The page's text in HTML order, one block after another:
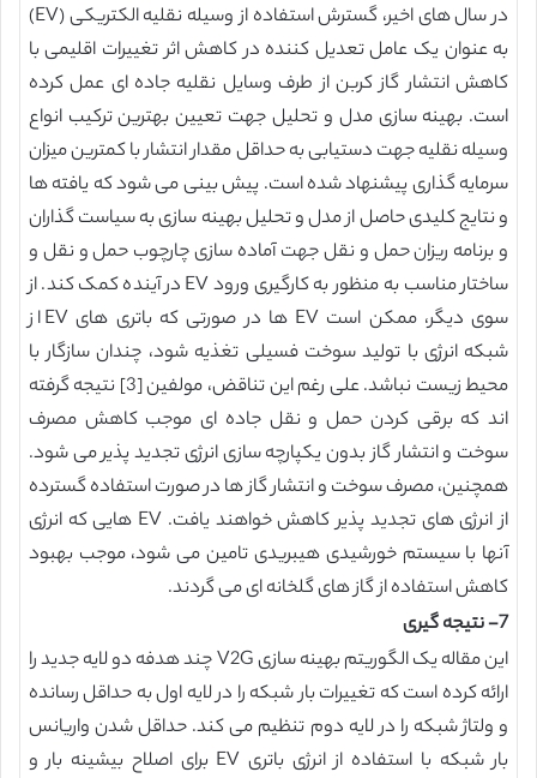
در سال های اخیر، گسترش استفاده از وسیله نقلیه الکتریکی (EV)
به عنوان یک عامل تعدیل کننده در کاهش اثر تغییرات اقلیمی با
کاهش انتشار گاز کربن از طرف وسایل نقلیه جاده ای عمل کرده
است. بهینه سازی مدل و تحلیل جهت تعیین بهترین ترکیب انواع
وسیله نقلیه جهت دستیابی به حداقل مقدار انتشار با کمترین میزان
سرمایه گذاری پیشنهاد شده است. پیش بینی می شود که یافته ها
و نتایج کلیدی حاصل از مدل و تحلیل بهینه سازی به سیاست گذاران
و برنامه ریزان حمل و نقل جهت آماده سازی چارچوب حمل و نقل و
ساختار مناسب به منظور به کارگیری ورود EV در آینده کمک کند. از
سوی دیگر، ممکن است EV ها در صورتی که باتری های EV از
شبکه انرژی با تولید سوخت فسیلی تغذیه شود، چندان سازگار با
محیط زیست نباشد. علی رغم این تناقض، مولفین [3] نتیجه گرفته
اند که برقی کردن حمل و نقل جاده ای موجب کاهش مصرف
سوخت و انتشار گاز بدون یکپارچه سازی انرژی تجدید پذیر می شود.
همچنین، مصرف سوخت و انتشار گاز ها در صورت استفاده گسترده
از انرژی های تجدید پذیر کاهش خواهند یافت. EV هایی که انرژی
آنها با سیستم خورشیدی هیبریدی تامین می شود، موجب بهبود
کاهش استفاده از گاز های گلخانه ای می گردند.
7- نتیجه گیری
این مقاله یک الگوریتم بهینه سازی V2G چند هدفه دو لایه جدید را
ارائه کرده است که تغییرات بار شبکه را در لایه اول به حداقل رسانده
و ولتاژ شبکه را در لایه دوم تنظیم می کند. حداقل شدن واریانس
بار شبکه با استفاده از انرژی باتری EV برای اصلاح بیشینه بار و